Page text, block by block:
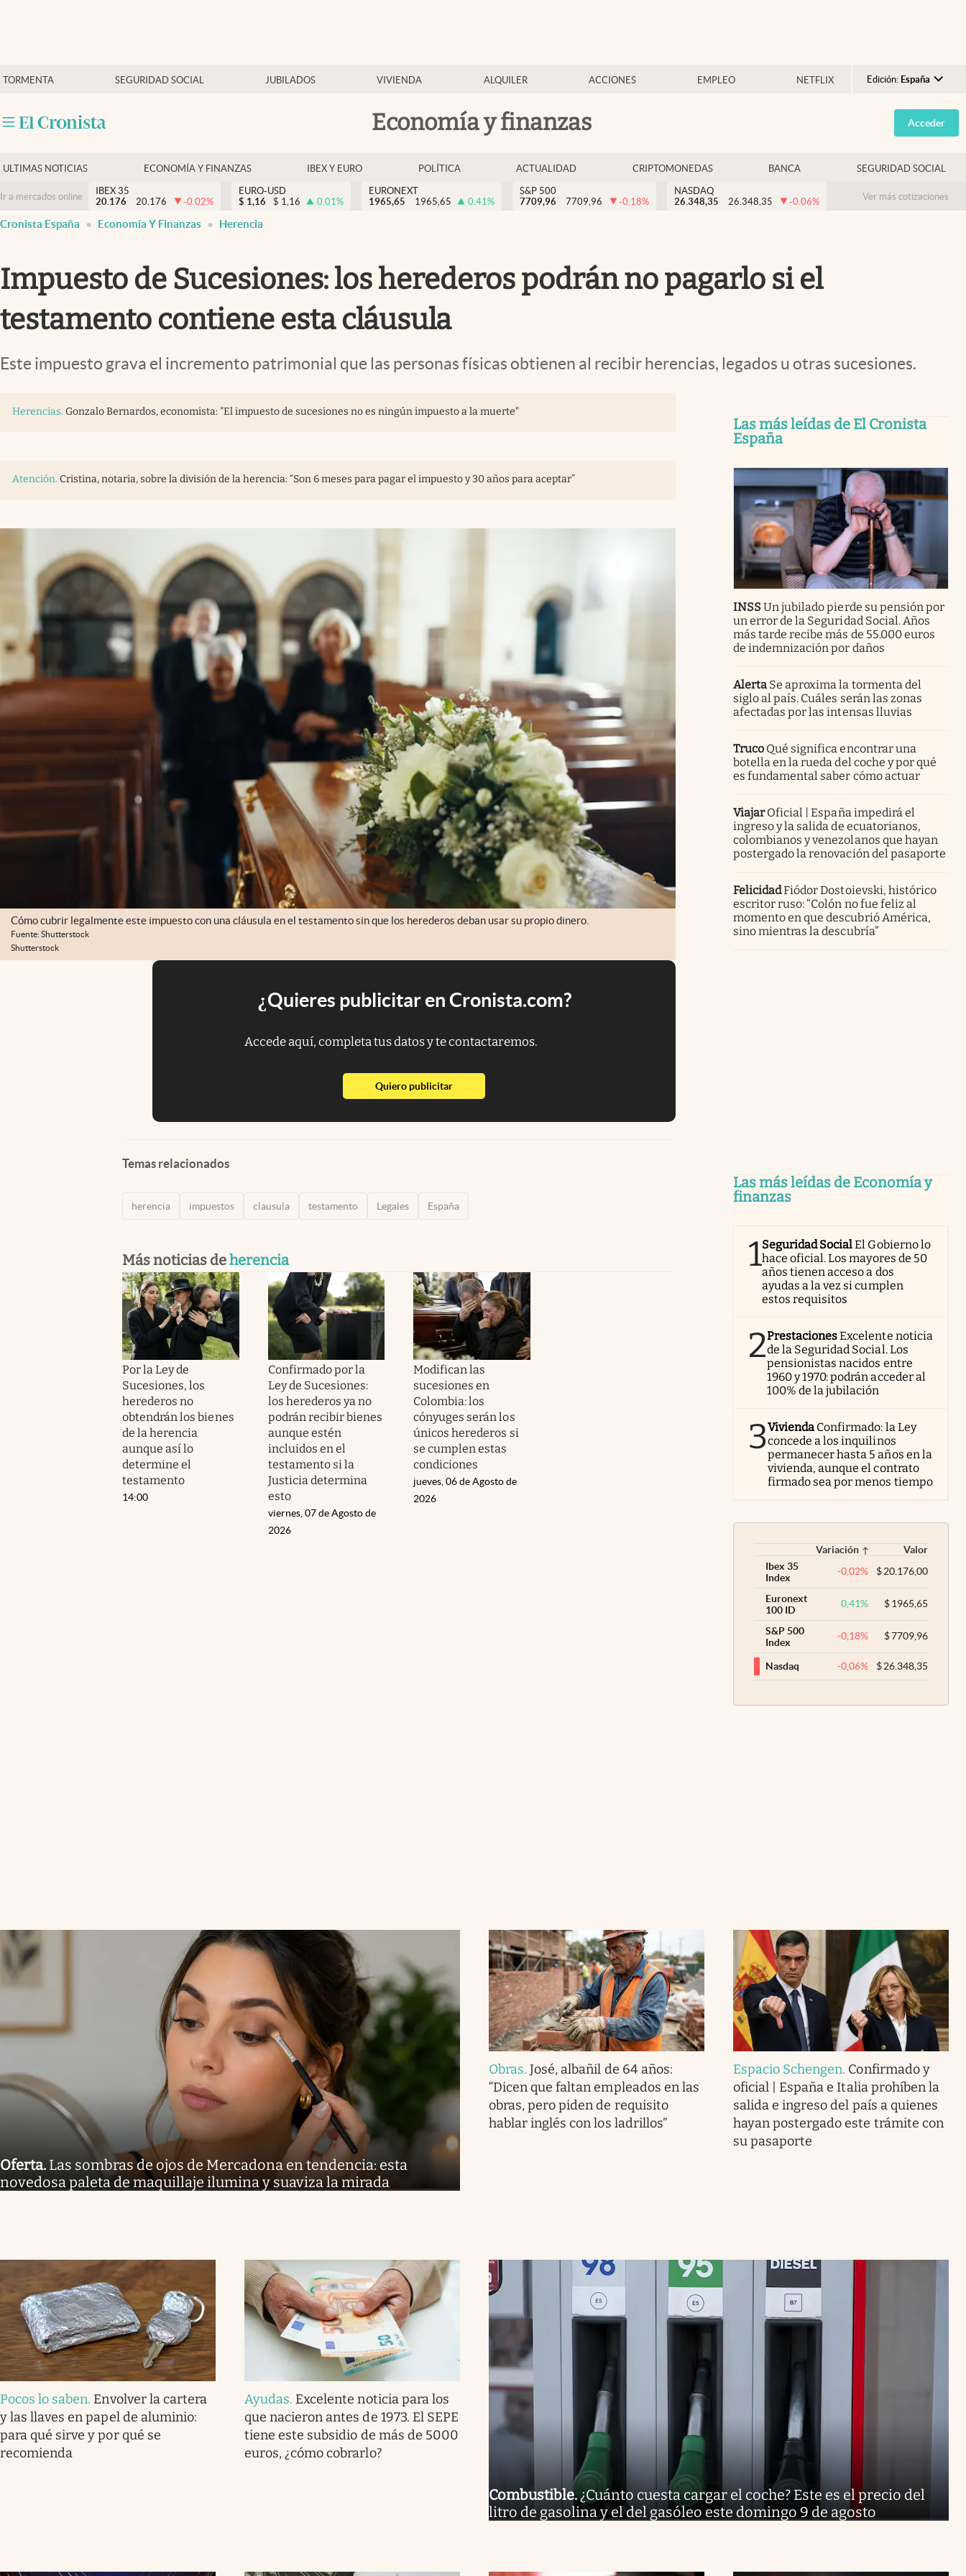
TORMENTA SEGURIDAD SOCIAL JUBILADOS VIVIENDA ALQUILER ACCIONES EMPLEO NETFLIX Edición: España
Argentina
España
USA
Colombia
Economía y finanzas
Economía y finanzas
Criptomonedas
Acceder
ULTIMAS NOTICIAS ECONOMÍA Y FINANZAS IBEX Y EURO POLÍTICA ACTUALIDAD CRIPTOMONEDAS BANCA SEGURIDAD SOCIAL
Ir a mercados online
IBEX 35
20.176
20.176 -0.02%
EURO-USD
$ 1,16 $ 1,16 0.01%
EURONEXT
1965,65
1965,65 0.41%
S&P 500
7709,96
7709,96 -0.18%
NASDAQ
26.348,35
26.348,35 -0.06% Ver más cotizaciones
Cronista España Economía Y Finanzas Herencia
Impuesto de Sucesiones: los herederos podrán no pagarlo si el
testamento contiene esta cláusula
Este impuesto grava el incremento patrimonial que las personas físicas obtienen al recibir herencias, legados u otras sucesiones.
Herencias. Gonzalo Bernardos, economista: "El impuesto de sucesiones no es ningún impuesto a la muerte"
Atención. Cristina, notaria, sobre la división de la herencia: “Son 6 meses para pagar el impuesto y 30 años para aceptar”
Cómo cubrir legalmente este impuesto con una cláusula en el testamento sin que los herederos deban usar su propio dinero.
Fuente: Shutterstock
Shutterstock
¿Quieres publicitar en Cronista.com?
Accede aquí, completa tus datos y te contactaremos.
Quiero publicitarabre en nueva pestaña
Temas relacionados
herencia impuestos clausula testamento Legales España
Más noticias deherencia
Por la Ley de
Sucesiones, los
herederos no
obtendrán los bienes
de la herencia
aunque así lo
determine el
testamento
14:00
Confirmado por la
Ley de Sucesiones:
los herederos ya no
podrán recibir bienes
aunque estén
incluidos en el
testamento si la
Justicia determina
esto
viernes, 07 de Agosto de
2026
Modifican las
sucesiones en
Colombia: los
cónyuges serán los
únicos herederos si
se cumplen estas
condiciones
jueves, 06 de Agosto de
2026
Las más leídas de El Cronista
España
INSSUn jubilado pierde su pensión por
un error de la Seguridad Social. Años
más tarde recibe más de 55.000 euros
de indemnización por daños
Alerta Se aproxima la tormenta del
siglo al país. Cuáles serán las zonas
afectadas por las intensas lluvias
Truco Qué significa encontrar una
botella en la rueda del coche y por qué
es fundamental saber cómo actuar
Viajar Oficial | España impedirá el
ingreso y la salida de ecuatorianos,
colombianos y venezolanos que hayan
postergado la renovación del pasaporte
FelicidadFiódor Dostoievski, histórico
escritor ruso: “Colón no fue feliz al
momento en que descubrió América,
sino mientras la descubría”
Las más leídas de Economía y
finanzas
1Seguridad SocialEl Gobierno lo
hace oficial. Los mayores de 50
años tienen acceso a dos
ayudas a la vez si cumplen
estos requisitos
2PrestacionesExcelente noticia
de la Seguridad Social. Los
pensionistas nacidos entre
1960 y 1970: podrán acceder al
100% de la jubilación
3Vivienda Confirmado: la Ley
concede a los inquilinos
permanecer hasta 5 años en la
vivienda, aunque el contrato
firmado sea por menos tiempo
Variación
Valor
Ibex 35
Index
-0,02% $20.176,00
Euronext
100 ID
0,41% $1965,65
S&P 500
Index
-0,18% $7709,96
Nasdaq -0,06% $26.348,35
Oferta. Las sombras de ojos de Mercadona en tendencia: esta
novedosa paleta de maquillaje ilumina y suaviza la mirada
Obras.José, albañil de 64 años:
“Dicen que faltan empleados en las
obras, pero piden de requisito
hablar inglés con los ladrillos”
Espacio Schengen. Confirmado y
oficial | España e Italia prohíben la
salida e ingreso del país a quienes
hayan postergado este trámite con
su pasaporte
Pocos lo saben. Envolver la cartera
y las llaves en papel de aluminio:
para qué sirve y por qué se
recomienda
Ayudas. Excelente noticia para los
que nacieron antes de 1973. El SEPE
tiene este subsidio de más de 5000
euros, ¿cómo cobrarlo?
Combustible.¿Cuánto cuesta cargar el coche? Este es el precio del
litro de gasolina y el del gasóleo este domingo 9 de agosto